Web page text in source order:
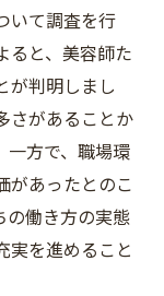
いて調査を行
ると、美容師た
が判明しまし
さがあることか
一方で、職場環
があったとのこ
の働き方の実態
実を進めること